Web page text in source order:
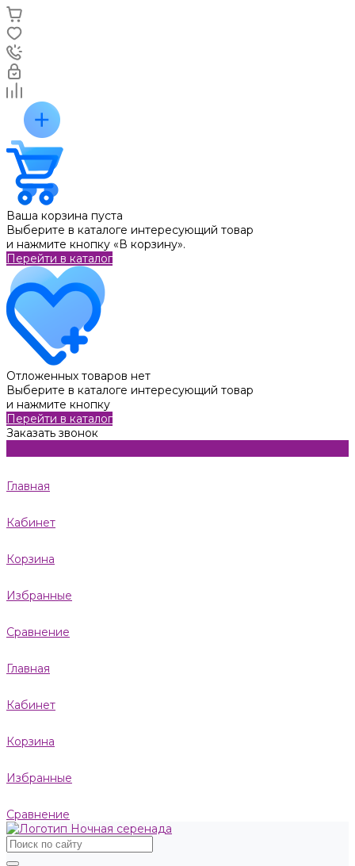
Ваша корзина пуста
Выберите в каталоге интересующий товар
и нажмите кнопку «В корзину».
Перейти в каталог
Отложенных товаров нет
Выберите в каталоге интересующий товар
и нажмите кнопку
Перейти в каталог
Заказать звонок
Главная
Кабинет
Корзина
Избранные
Сравнение
Главная
Кабинет
Корзина
Избранные
Сравнение